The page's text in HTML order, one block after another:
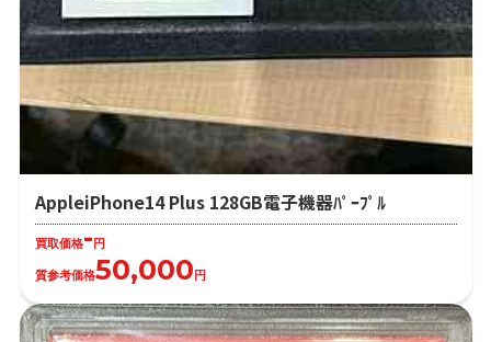
AppleiPhone14 Plus 128GB電子機器ﾊﾟｰﾌﾟﾙ
買取価格-円
質参考価格50,000円